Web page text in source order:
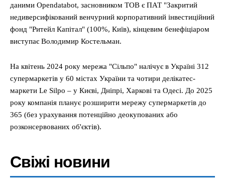
даними Opendatabot, засновником ТОВ є ПАТ "Закритий
недиверсифікований венчурний корпоративний інвестиційний
фонд "Ритейл Капітал" (100%, Київ), кінцевим бенефіціаром
виступає Володимир Костельман.
На квітень 2024 року мережа "Сільпо" налічує в Україні 312
супермаркетів у 60 містах України та чотири делікатес-
маркети Le Silpo – у Києві, Дніпрі, Харкові та Одесі. До 2025
року компанія планує розширити мережу супермаркетів до
365 (без урахування потенційно деокупованих або
розконсервованих об'єктів).
Свіжі новини